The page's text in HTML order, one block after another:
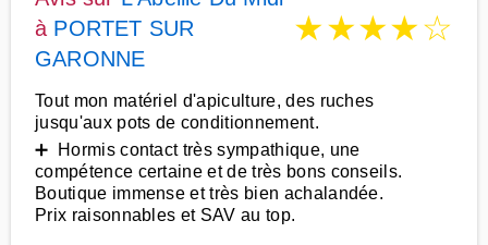
à PORTET SUR
GARONNE
★★★★☆
Tout mon matériel d'apiculture, des ruches
jusqu'aux pots de conditionnement.
➕ Hormis contact très sympathique, une
compétence certaine et de très bons conseils.
Boutique immense et très bien achalandée.
Prix raisonnables et SAV au top.